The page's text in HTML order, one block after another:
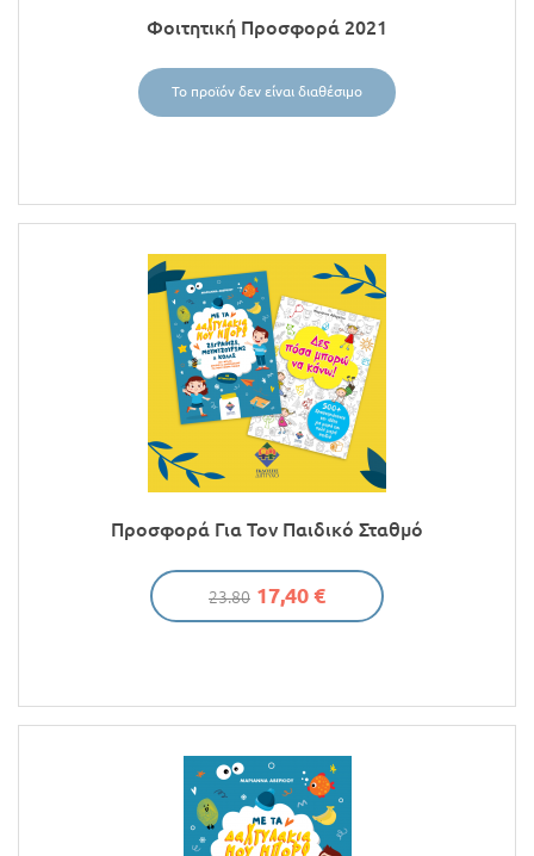
Φοιτητική Προσφορά 2021
Το προϊόν δεν είναι διαθέσιμο
Προσφορά Για Τον Παιδικό Σταθμό
23.80 17,40 €